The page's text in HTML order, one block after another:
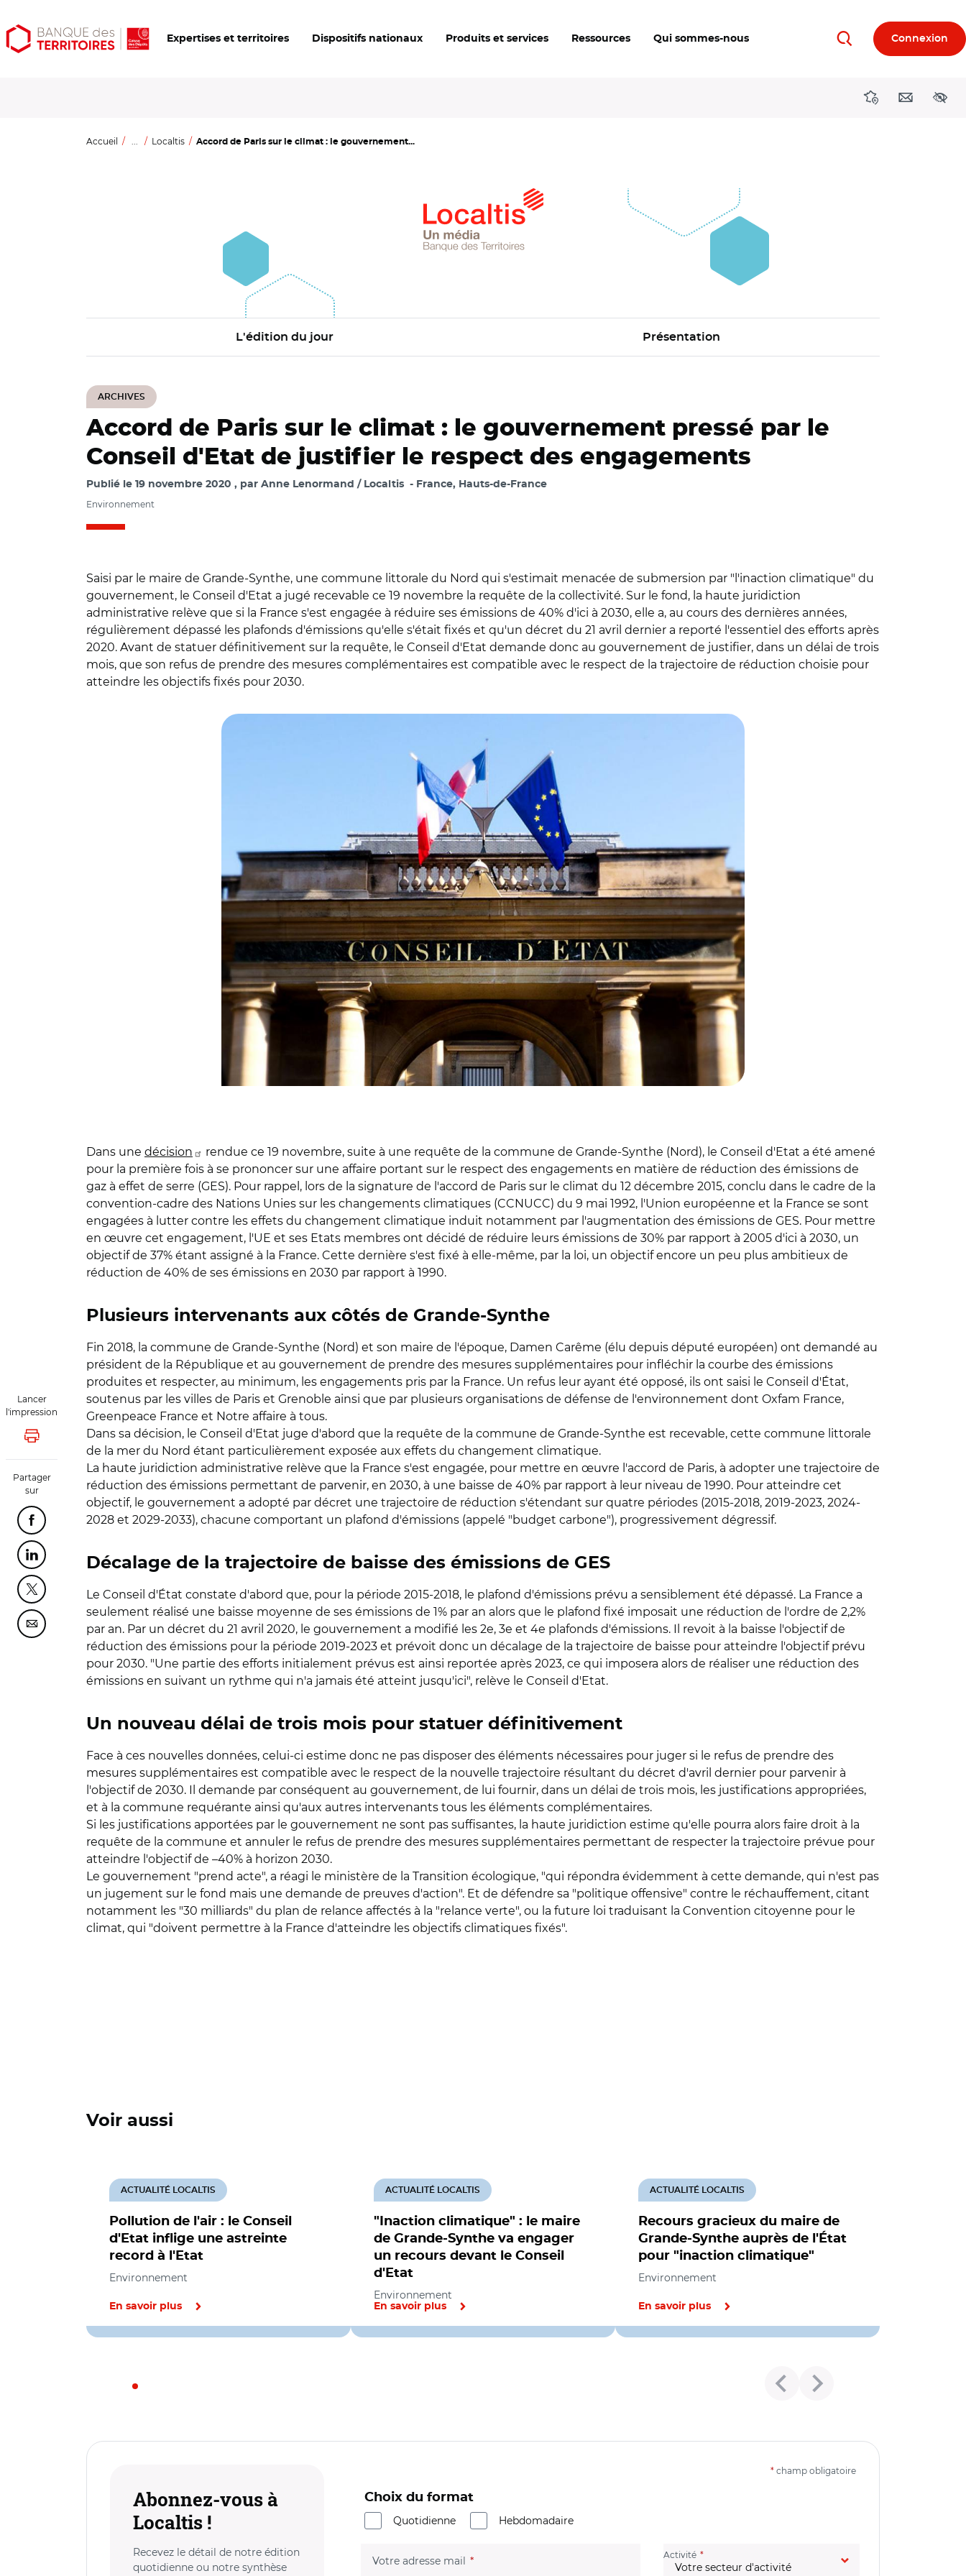
Aller
au
Aller
au
Ouvrir
les
Expertises et territoires Dispositifs nationaux Produits et services Ressources Qui sommes-nous RechercherConnexion
DirectionsContact
Accueil ... Localtis Accord de Paris sur le climat : le gouvernement...
L'édition du jour Présentation
ARCHIVES
Lancer
l'impression
Lancer l'impression
Partager
sur
Partager cette page sur Facebook
Partager cette page sur Linkedin
Partager cette page sur Twitter
Partager cette page sur Courriel
Accord de Paris sur le climat : le gouvernement pressé par le
Conseil d'Etat de justifier le respect des engagements
Publié le 19 novembre 2020 par Anne Lenormand / Localtis France, Hauts-de-France
Environnement
Saisi par le maire de Grande-Synthe, une commune littorale du Nord qui s'estimait menacée de submersion par "l'inaction climatique" du
gouvernement, le Conseil d'Etat a jugé recevable ce 19 novembre la requête de la collectivité. Sur le fond, la haute juridiction
administrative relève que si la France s'est engagée à réduire ses émissions de 40% d'ici à 2030, elle a, au cours des dernières années,
régulièrement dépassé les plafonds d'émissions qu'elle s'était fixés et qu'un décret du 21 avril dernier a reporté l'essentiel des efforts après
2020. Avant de statuer définitivement sur la requête, le Conseil d'Etat demande donc au gouvernement de justifier, dans un délai de trois
mois, que son refus de prendre des mesures complémentaires est compatible avec le respect de la trajectoire de réduction choisie pour
atteindre les objectifs fixés pour 2030.
Dans une décision
rendue ce 19 novembre, suite à une requête de la commune de Grande-Synthe (Nord), le Conseil d'Etat a été amené
pour la première fois à se prononcer sur une affaire portant sur le respect des engagements en matière de réduction des émissions de
gaz à effet de serre (GES). Pour rappel, lors de la signature de l'accord de Paris sur le climat du 12 décembre 2015, conclu dans le cadre de la
convention-cadre des Nations Unies sur les changements climatiques (CCNUCC) du 9 mai 1992, l'Union européenne et la France se sont
engagées à lutter contre les effets du changement climatique induit notamment par l'augmentation des émissions de GES. Pour mettre
en œuvre cet engagement, l'UE et ses Etats membres ont décidé de réduire leurs émissions de 30% par rapport à 2005 d'ici à 2030, un
objectif de 37% étant assigné à la France. Cette dernière s'est fixé à elle-même, par la loi, un objectif encore un peu plus ambitieux de
réduction de 40% de ses émissions en 2030 par rapport à 1990.
Plusieurs intervenants aux côtés de Grande-Synthe
Fin 2018, la commune de Grande-Synthe (Nord) et son maire de l'époque, Damen Carême (élu depuis député européen) ont demandé au
président de la République et au gouvernement de prendre des mesures supplémentaires pour infléchir la courbe des émissions
produites et respecter, au minimum, les engagements pris par la France. Un refus leur ayant été opposé, ils ont saisi le Conseil d'État,
soutenus par les villes de Paris et Grenoble ainsi que par plusieurs organisations de défense de l'environnement dont Oxfam France,
Greenpeace France et Notre affaire à tous.
Dans sa décision, le Conseil d'Etat juge d'abord que la requête de la commune de Grande-Synthe est recevable, cette commune littorale
de la mer du Nord étant particulièrement exposée aux effets du changement climatique.
La haute juridiction administrative relève que la France s'est engagée, pour mettre en œuvre l'accord de Paris, à adopter une trajectoire de
réduction des émissions permettant de parvenir, en 2030, à une baisse de 40% par rapport à leur niveau de 1990. Pour atteindre cet
objectif, le gouvernement a adopté par décret une trajectoire de réduction s'étendant sur quatre périodes (2015-2018, 2019-2023, 2024-
2028 et 2029-2033), chacune comportant un plafond d'émissions (appelé "budget carbone"), progressivement dégressif.
Décalage de la trajectoire de baisse des émissions de GES
Le Conseil d'État constate d'abord que, pour la période 2015-2018, le plafond d'émissions prévu a sensiblement été dépassé. La France a
seulement réalisé une baisse moyenne de ses émissions de 1% par an alors que le plafond fixé imposait une réduction de l'ordre de 2,2%
par an. Par un décret du 21 avril 2020, le gouvernement a modifié les 2e, 3e et 4e plafonds d'émissions. Il revoit à la baisse l'objectif de
réduction des émissions pour la période 2019-2023 et prévoit donc un décalage de la trajectoire de baisse pour atteindre l'objectif prévu
pour 2030. "Une partie des efforts initialement prévus est ainsi reportée après 2023, ce qui imposera alors de réaliser une réduction des
émissions en suivant un rythme qui n'a jamais été atteint jusqu'ici", relève le Conseil d'Etat.
Un nouveau délai de trois mois pour statuer définitivement
Face à ces nouvelles données, celui-ci estime donc ne pas disposer des éléments nécessaires pour juger si le refus de prendre des
mesures supplémentaires est compatible avec le respect de la nouvelle trajectoire résultant du décret d'avril dernier pour parvenir à
l'objectif de 2030. Il demande par conséquent au gouvernement, de lui fournir, dans un délai de trois mois, les justifications appropriées,
et à la commune requérante ainsi qu'aux autres intervenants tous les éléments complémentaires.
Si les justifications apportées par le gouvernement ne sont pas suffisantes, la haute juridiction estime qu'elle pourra alors faire droit à la
requête de la commune et annuler le refus de prendre des mesures supplémentaires permettant de respecter la trajectoire prévue pour
atteindre l'objectif de –40% à horizon 2030.
Le gouvernement "prend acte", a réagi le ministère de la Transition écologique, "qui répondra évidemment à cette demande, qui n'est pas
un jugement sur le fond mais une demande de preuves d'action". Et de défendre sa "politique offensive" contre le réchauffement, citant
notamment les "30 milliards" du plan de relance affectés à la "relance verte", ou la future loi traduisant la Convention citoyenne pour le
climat, qui "doivent permettre à la France d'atteindre les objectifs climatiques fixés".
Voir aussi
Pollution de l'air : le Conseil
d'Etat inflige une astreinte
record à l'Etat
ACTUALITÉ LOCALTIS
Environnement
En savoir plus
"Inaction climatique" : le maire
de Grande-Synthe va engager
un recours devant le Conseil
d'Etat
ACTUALITÉ LOCALTIS
Environnement
En savoir plus
Recours gracieux du maire de
Grande-Synthe auprès de l'État
pour "inaction climatique"
ACTUALITÉ LOCALTIS
Environnement
En savoir plus
Abonnez-vous à
Localtis !
Recevez le détail de notre édition
quotidienne ou notre synthèse
* champ obligatoire
Choix du format
Quotidienne
Hebdomadaire
Votre adresse mail (champ obligatoire) Activité (champ obligatoire)